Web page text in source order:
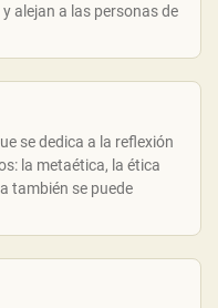
alejan a las personas de
se dedica a la reflexión
la metaética, la ética
también se puede